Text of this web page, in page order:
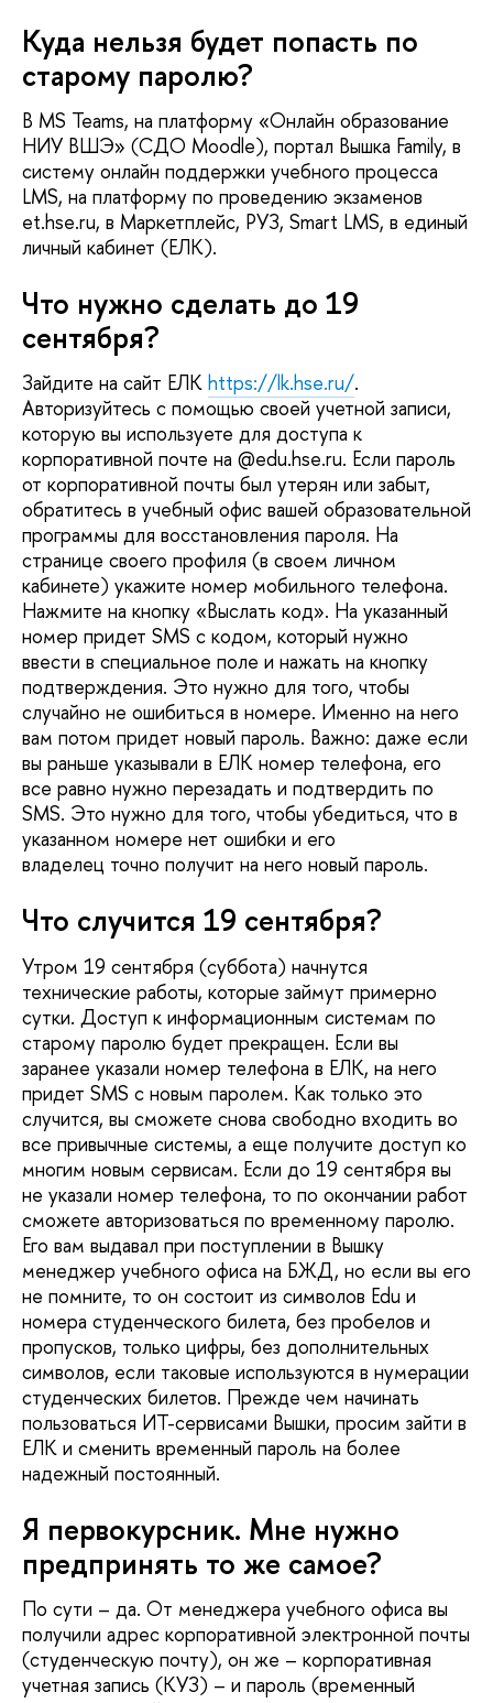
Куда нельзя будет попасть по
старому паролю?
В MS Teams, на платформу «Онлайн образование
НИУ ВШЭ» (СДО Moodle), портал Вышка Family, в
систему онлайн поддержки учебного процесса
LMS, на платформу по проведению экзаменов
et.hse.ru, в Маркетплейс, РУЗ, Smart LMS, в единый
личный кабинет (ЕЛК).
Что нужно сделать до 19
сентября?
Зайдите на сайт ЕЛК https://lk.hse.ru/.
Авторизуйтесь с помощью своей учетной записи,
которую вы используете для доступа к
корпоративной почте на @edu.hse.ru. Если пароль
от корпоративной почты был утерян или забыт,
обратитесь в учебный офис вашей образовательной
программы для восстановления пароля. На
странице своего профиля (в своем личном
кабинете) укажите номер мобильного телефона.
Нажмите на кнопку «Выслать код». На указанный
номер придет SMS с кодом, который нужно
ввести в специальное поле и нажать на кнопку
подтверждения. Это нужно для того, чтобы
случайно не ошибиться в номере. Именно на него
вам потом придет новый пароль. Важно: даже если
вы раньше указывали в ЕЛК номер телефона, его
все равно нужно перезадать и подтвердить по
SMS. Это нужно для того, чтобы убедиться, что в
указанном номере нет ошибки и его
владелец точно получит на него новый пароль.
Что случится 19 сентября?
Утром 19 сентября (суббота) начнутся
технические работы, которые займут примерно
сутки. Доступ к информационным системам по
старому паролю будет прекращен. Если вы
заранее указали номер телефона в ЕЛК, на него
придет SMS с новым паролем. Как только это
случится, вы сможете снова свободно входить во
все привычные системы, а еще получите доступ ко
многим новым сервисам. Если до 19 сентября вы
не указали номер телефона, то по окончании работ
сможете авторизоваться по временному паролю.
Его вам выдавал при поступлении в Вышку
менеджер учебного офиса на БЖД, но если вы его
не помните, то он состоит из символов Edu и
номера студенческого билета, без пробелов и
пропусков, только цифры, без дополнительных
символов, если таковые используются в нумерации
студенческих билетов. Прежде чем начинать
пользоваться ИТ-сервисами Вышки, просим зайти в
ЕЛК и сменить временный пароль на более
надежный постоянный.
Я первокурсник. Мне нужно
предпринять то же самое?
По сути – да. От менеджера учебного офиса вы
получили адрес корпоративной электронной почты
(студенческую почту), он же – корпоративная
учетная запись (КУЗ) – и пароль (временный